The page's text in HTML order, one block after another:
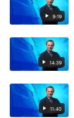
9:19
14:39
11:40